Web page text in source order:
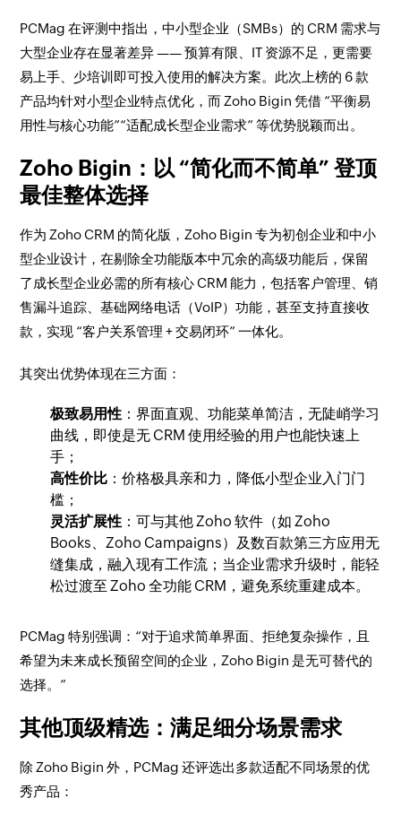
PCMag 在评测中指出，中小型企业（SMBs）的 CRM 需求与
大型企业存在显著差异 —— 预算有限、IT 资源不足，更需要
易上手、少培训即可投入使用的解决方案。此次上榜的 6 款
产品均针对小型企业特点优化，而 Zoho Bigin 凭借 “平衡易
用性与核心功能”“适配成长型企业需求” 等优势脱颖而出。
Zoho Bigin：以 “简化而不简单” 登顶
最佳整体选择
作为 Zoho CRM 的简化版，Zoho Bigin 专为初创企业和中小
型企业设计，在剔除全功能版本中冗余的高级功能后，保留
了成长型企业必需的所有核心 CRM 能力，包括客户管理、销
售漏斗追踪、基础网络电话（VoIP）功能，甚至支持直接收
款，实现 “客户关系管理 + 交易闭环” 一体化。
其突出优势体现在三方面：
极致易用性 ：界面直观、功能菜单简洁，无陡峭学习
曲线，即使是无 CRM 使用经验的用户也能快速上
手；
高性价比 ：价格极具亲和力，降低小型企业入门门
槛；
灵活扩展性 ：可与其他 Zoho 软件（如 Zoho
Books、Zoho Campaigns）及数百款第三方应用无
缝集成，融入现有工作流；当企业需求升级时，能轻
松过渡至 Zoho 全功能 CRM，避免系统重建成本。
PCMag 特别强调：“对于追求简单界面、拒绝复杂操作，且
希望为未来成长预留空间的企业，Zoho Bigin 是无可替代的
选择。”
其他顶级精选：满足细分场景需求
除 Zoho Bigin 外，PCMag 还评选出多款适配不同场景的优
秀产品：